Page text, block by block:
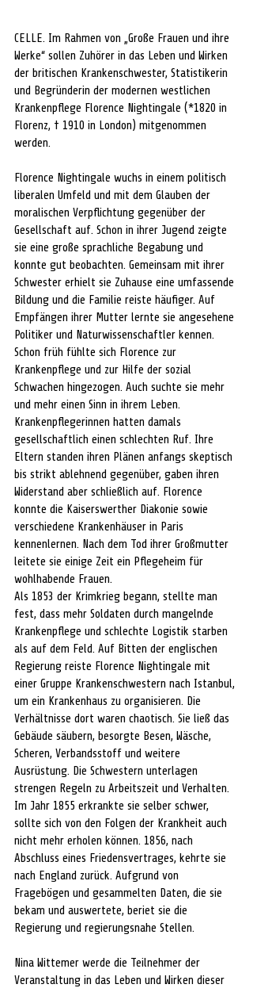
CELLE. Im Rahmen von „Große Frauen und ihre
Werke“ sollen Zuhörer in das Leben und Wirken
der britischen Krankenschwester, Statistikerin
und Begründerin der modernen westlichen
Krankenpflege Florence Nightingale (*1820 in
Florenz, † 1910 in London) mitgenommen
werden.
Florence Nightingale wuchs in einem politisch
liberalen Umfeld und mit dem Glauben der
moralischen Verpflichtung gegenüber der
Gesellschaft auf. Schon in ihrer Jugend zeigte
sie eine große sprachliche Begabung und
konnte gut beobachten. Gemeinsam mit ihrer
Schwester erhielt sie Zuhause eine umfassende
Bildung und die Familie reiste häufiger. Auf
Empfängen ihrer Mutter lernte sie angesehene
Politiker und Naturwissenschaftler kennen.
Schon früh fühlte sich Florence zur
Krankenpflege und zur Hilfe der sozial
Schwachen hingezogen. Auch suchte sie mehr
und mehr einen Sinn in ihrem Leben.
Krankenpflegerinnen hatten damals
gesellschaftlich einen schlechten Ruf. Ihre
Eltern standen ihren Plänen anfangs skeptisch
bis strikt ablehnend gegenüber, gaben ihren
Widerstand aber schließlich auf. Florence
konnte die Kaiserswerther Diakonie sowie
verschiedene Krankenhäuser in Paris
kennenlernen. Nach dem Tod ihrer Großmutter
leitete sie einige Zeit ein Pflegeheim für
wohlhabende Frauen.
Als 1853 der Krimkrieg begann, stellte man
fest, dass mehr Soldaten durch mangelnde
Krankenpflege und schlechte Logistik starben
als auf dem Feld. Auf Bitten der englischen
Regierung reiste Florence Nightingale mit
einer Gruppe Krankenschwestern nach Istanbul,
um ein Krankenhaus zu organisieren. Die
Verhältnisse dort waren chaotisch. Sie ließ das
Gebäude säubern, besorgte Besen, Wäsche,
Scheren, Verbandsstoff und weitere
Ausrüstung. Die Schwestern unterlagen
strengen Regeln zu Arbeitszeit und Verhalten.
Im Jahr 1855 erkrankte sie selber schwer,
sollte sich von den Folgen der Krankheit auch
nicht mehr erholen können. 1856, nach
Abschluss eines Friedensvertrages, kehrte sie
nach England zurück. Aufgrund von
Fragebögen und gesammelten Daten, die sie
bekam und auswertete, beriet sie die
Regierung und regierungsnahe Stellen.
Nina Wittemer werde die Teilnehmer der
Veranstaltung in das Leben und Wirken dieser